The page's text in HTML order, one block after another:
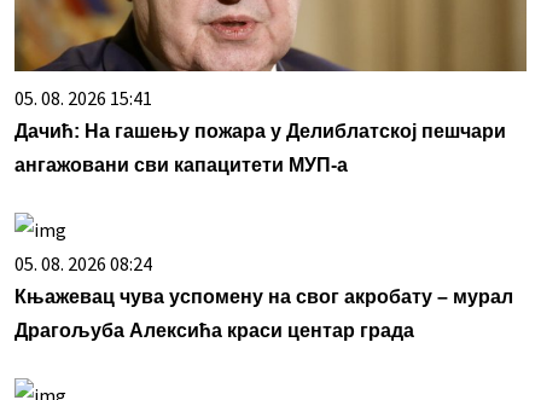
05. 08. 2026 15:41
Дачић: На гашењу пожара у Делиблатској пешчари
ангажовани сви капацитети МУП-а
05. 08. 2026 08:24
Књажевац чува успомену на свог акробату – мурал
Драгoљуба Алексића краси центар града